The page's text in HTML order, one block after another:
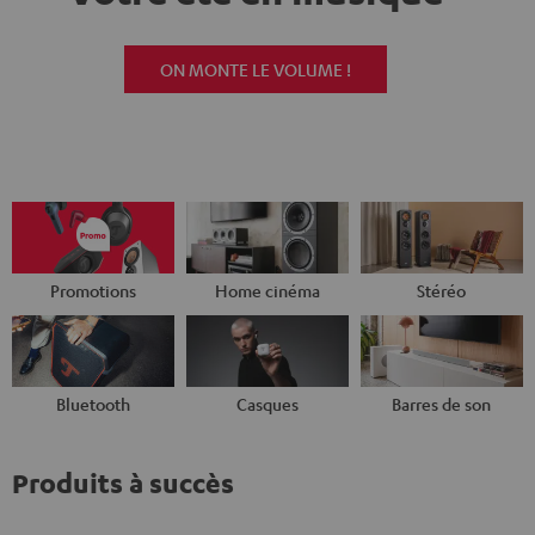
ON MONTE LE VOLUME !
Promotions Home cinéma Stéréo
Bluetooth Casques Barres de son
Produits à succès